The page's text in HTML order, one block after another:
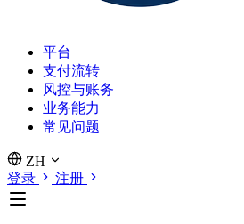
平台
支付流转
风控与账务
业务能力
常见问题
ZH
登录
注册